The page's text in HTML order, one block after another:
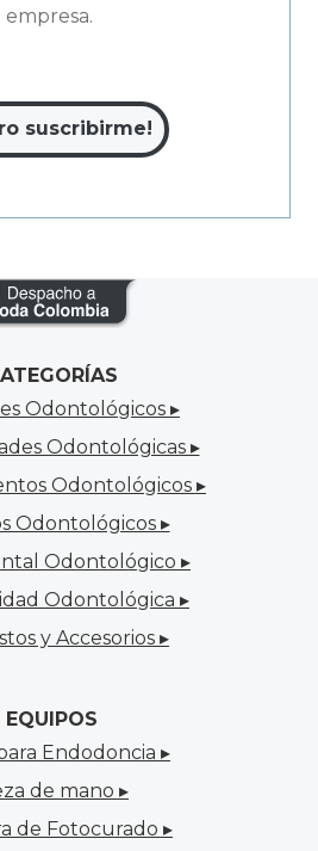
empresa.
Odontológicos ▸
Odontológicas ▸
Odontológicos ▸
Odontológicos ▸
Odontológico ▸
Odontológica ▸
y Accesorios ▸
EQUIPOS
Endodoncia ▸
de mano ▸
de Fotocurado ▸